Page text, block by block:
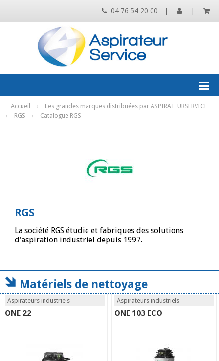
04 76 54 20 00 | |
Accueil ›
Les grandes marques distribuées par ASPIRATEURSERVICE
›
RGS › Catalogue RGS
RGS
La société RGS étudie et fabriques des solutions
d'aspiration industriel depuis 1997.
Matériels de nettoyage
Aspirateurs industriels
ONE 22
Aspirateurs industriels
ONE 103 ECO